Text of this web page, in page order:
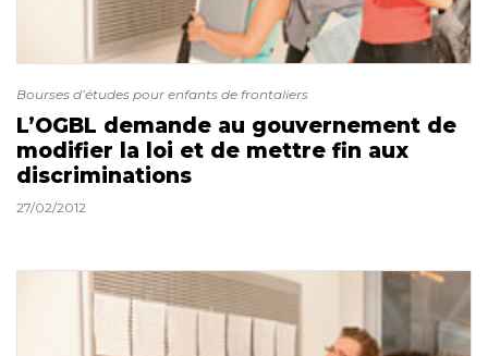
Bourses d’études pour enfants de frontaliers
L’OGBL demande au gouvernement de
modifier la loi et de mettre fin aux
discriminations
27/02/2012